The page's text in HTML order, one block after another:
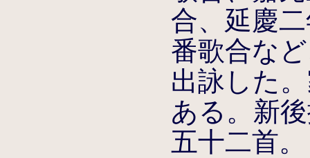
合、延慶
番歌合な
出詠した
ある。新
五十二首。